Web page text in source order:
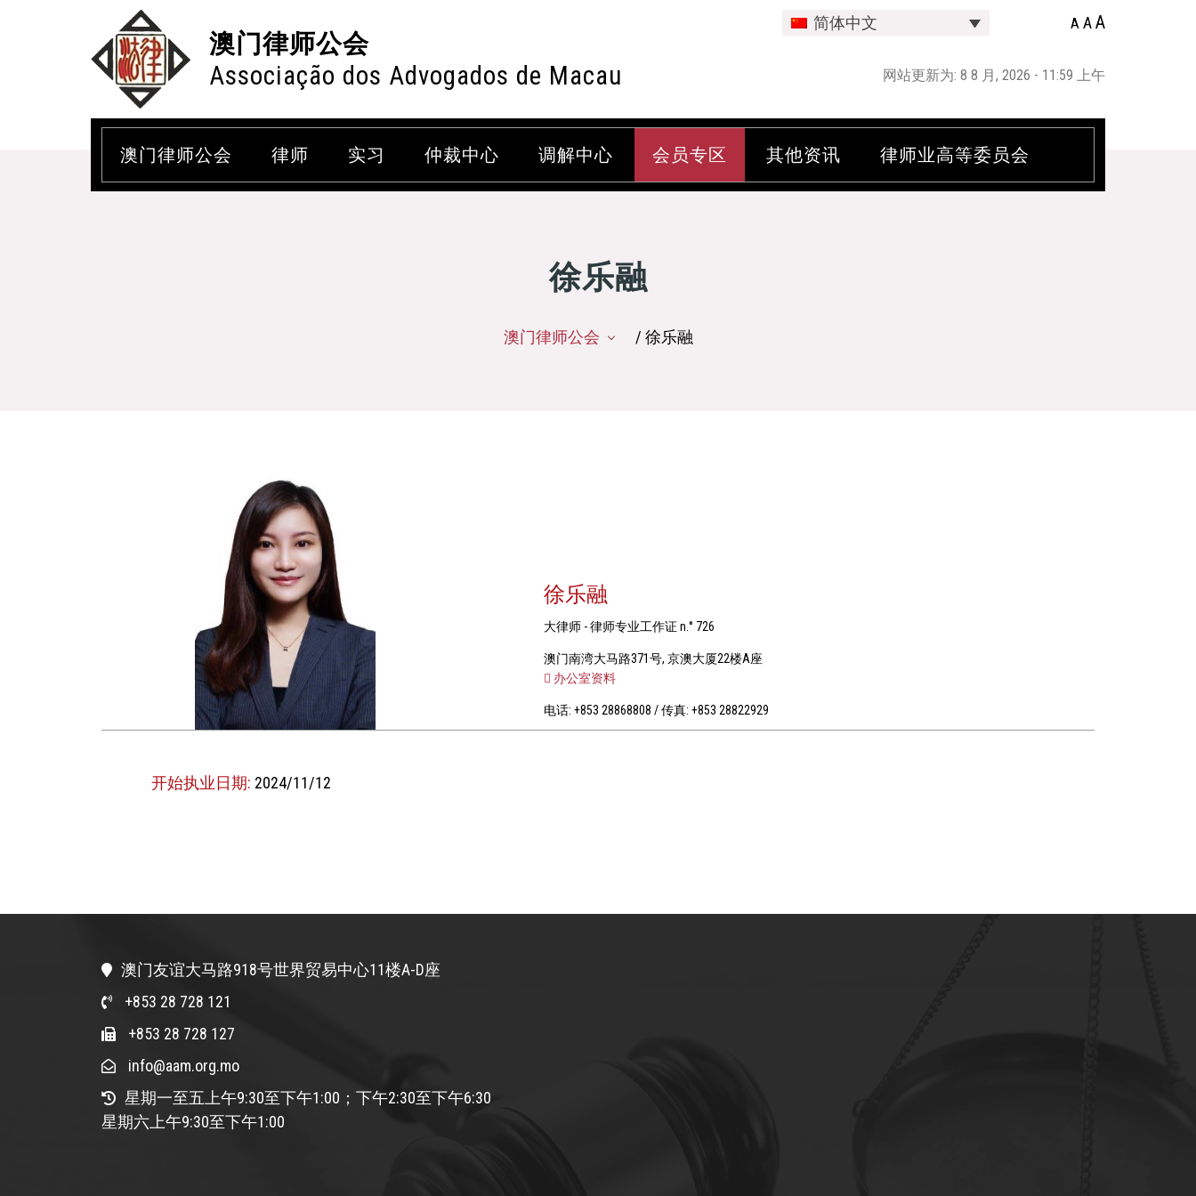
澳门律师公会
Associação dos Advogados de Macau
简体中文 A AA
网站更新为: 8 8 月, 2026 - 11:59 上午
澳门律师公会 律师 实习 仲裁中心 调解中心 会员专区 其他资讯 律师业高等委员会
徐乐融
澳门律师公会 / 徐乐融
徐乐融
大律师 - 律师专业工作证 n.° 726
澳门南湾大马路371号, 京澳大厦22楼A座
办公室资料
电话: +853 28868808 / 传真: +853 28822929
开始执业日期: 2024/11/12
澳门友谊大马路918号世界贸易中心11楼A-D座
+853 28 728 121
+853 28 728 127
info@aam.org.mo
星期一至五上午9:30至下午1:00；下午2:30至下午6:30
星期六上午9:30至下午1:00